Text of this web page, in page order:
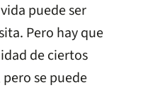
puede ser
Pero hay que
de ciertos
se puede